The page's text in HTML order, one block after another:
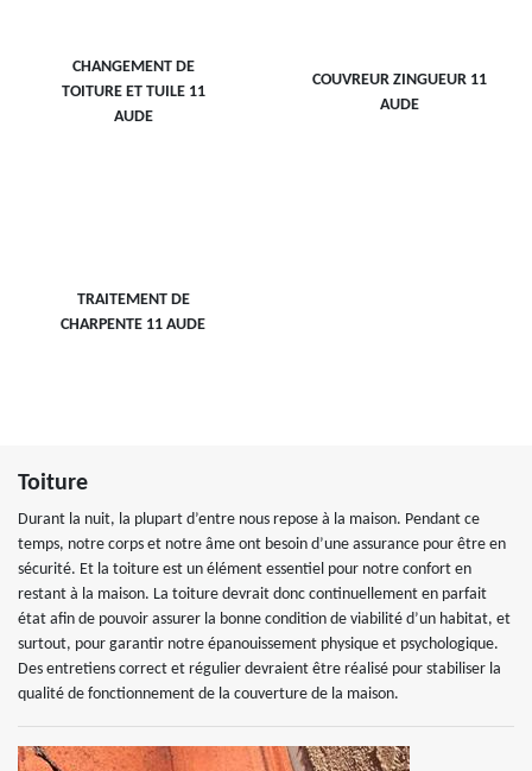
CHANGEMENT DE
TOITURE ET TUILE 11
AUDE
COUVREUR ZINGUEUR 11
AUDE
TRAITEMENT DE
CHARPENTE 11 AUDE
Toiture
Durant la nuit, la plupart d’entre nous repose à la maison. Pendant ce
temps, notre corps et notre âme ont besoin d’une assurance pour être en
sécurité. Et la toiture est un élément essentiel pour notre confort en
restant à la maison. La toiture devrait donc continuellement en parfait
état afin de pouvoir assurer la bonne condition de viabilité d’un habitat, et
surtout, pour garantir notre épanouissement physique et psychologique.
Des entretiens correct et régulier devraient être réalisé pour stabiliser la
qualité de fonctionnement de la couverture de la maison.